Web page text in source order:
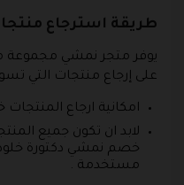
طريقة استرجاع
يوفر متجر نمشي مجموعة
على إرجاع منتجات التي
امكانية ارجاع
لابد ان تكون جميع
خصم نمشي دكتورة خلود
مستخدمة .